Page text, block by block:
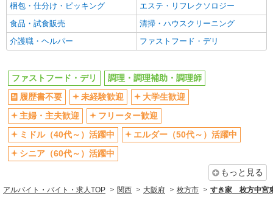
て給与を決定いたします ※昇給制度有
大阪府枚方市楠葉花園町15-1 くずはモー
ル 本館ダイニングストリート1F
アルバイト パート
日本一
販売スタッフ、調理スタッフ
パート：時給1,210円〜1,360円 アルバイト：
時給1,180円〜1,230円
大阪府枚方市楠葉花園町15-1 くずはモー
キープ 詳細を見る
扶養内勤務OK
社会保険あり
まかない・食事補助
社割・特典あり
制服貸与
研修制度あり
同じ職種から求人を探す
飲食・フード
ファストフード・デリ
調理・調理補助・調理師
同じ特徴から求人を探す
未経験歓迎
梱包・仕分け・ピッキング
エステ・リフレクソロジー
食品・試食販売
清掃・ハウスクリーニング
介護職・ヘルパー
ファストフード・デリ
ファストフード・デリ
調理・調理補助・調理師
履歴書不要
未経験歓迎
大学生歓迎
主婦・主夫歓迎
フリーター歓迎
ミドル（40代～）活躍中
エルダー（50代～）活躍中
シニア（60代～）活躍中
もっと見る
アルバイト・バイト・求人TOP 関西 大阪府 枚方市 すき家 枚方中宮